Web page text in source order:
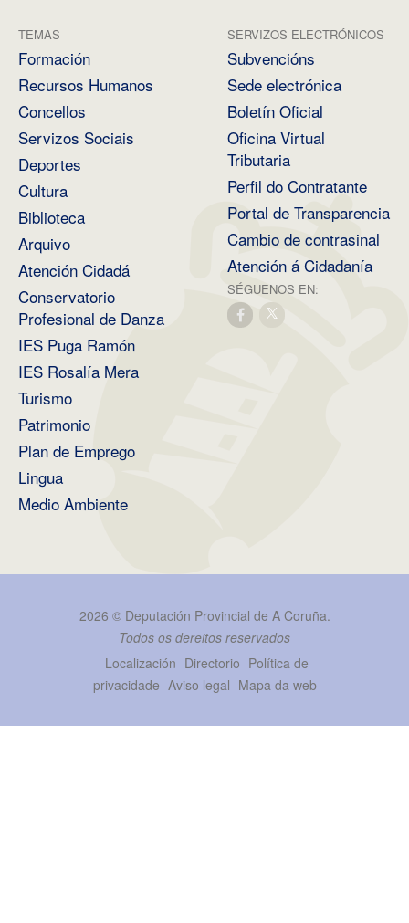
TEMAS
Formación
Recursos Humanos
Concellos
Servizos Sociais
Deportes
Cultura
Biblioteca
Arquivo
Atención Cidadá
Conservatorio
Profesional de Danza
IES Puga Ramón
IES Rosalía Mera
Turismo
Patrimonio
Plan de Emprego
Lingua
Medio Ambiente
SERVIZOS ELECTRÓNICOS
Subvencións
Sede electrónica
Boletín Oficial
Oficina Virtual
Tributaria
Perfil do Contratante
Portal de Transparencia
Cambio de contrasinal
Atención á Cidadanía
SÉGUENOS EN:
2026 © Deputación Provincial de A Coruña.
Todos os dereitos reservados
Localización Directorio Política de
privacidade Aviso legal Mapa da web